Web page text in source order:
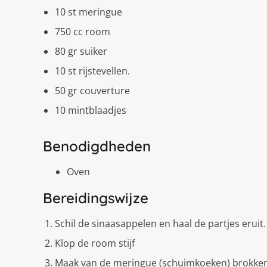
10 st meringue
750 cc room
80 gr suiker
10 st rijstevellen.
50 gr couverture
10 mintblaadjes
Benodigdheden
Oven
Bereidingswijze
Schil de sinaasappelen en haal de partjes eruit.
Klop de room stijf
Maak van de meringue (schuimkoeken)